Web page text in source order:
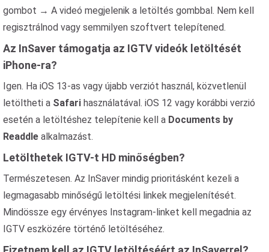
gombot → A videó megjelenik a letöltés gombbal. Nem kell
regisztrálnod vagy semmilyen szoftvert telepítened.
Az InSaver támogatja az IGTV videók letöltését
iPhone-ra?
Igen. Ha iOS 13-as vagy újabb verziót használ, közvetlenül
letöltheti a Safari használatával. iOS 12 vagy korábbi verzió
esetén a letöltéshez telepítenie kell a Documents by
Readdle alkalmazást.
Letölthetek IGTV-t HD minőségben?
Természetesen. Az InSaver mindig prioritásként kezeli a
legmagasabb minőségű letöltési linkek megjelenítését.
Mindössze egy érvényes Instagram-linket kell megadnia az
IGTV eszközére történő letöltéséhez.